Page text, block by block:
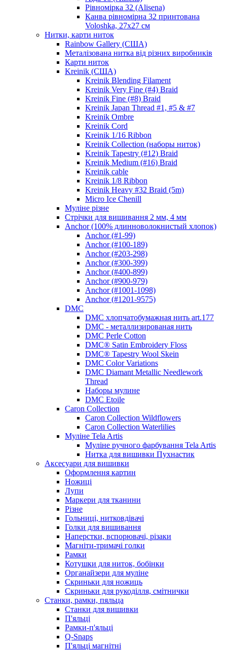
Рівномірка 32 (Alisena)
Канва рівномірна 32 принтована
Voloshka, 27х27 см
Нитки, карти ниток
Rainbow Gallery (США)
Металізована нитка від різних виробників
Карти ниток
Kreinik (США)
Kreinik Blending Filament
Kreinik Very Fine (#4) Braid
Kreinik Fine (#8) Braid
Kreinik Japan Thread #1, #5 & #7
Kreinik Ombre
Kreinik Cord
Kreinik 1/16 Ribbon
Kreinik Collection (наборы ниток)
Kreinik Tapestry (#12) Braid
Kreinik Medium (#16) Braid
Kreinik cable
Kreinik 1/8 Ribbon
Kreinik Heavy #32 Braid (5m)
Micro Ice Chenill
Муліне різне
Стрічки для вишивання 2 мм, 4 мм
Anchor (100% длинноволокнистый хлопок)
Anchor (#1-99)
Anchor (#100-189)
Anchor (#203-298)
Anchor (#300-399)
Anchor (#400-899)
Anchor (#900-979)
Anchor (#1001-1098)
Anchor (#1201-9575)
DMC
DMC хлопчатобумажная нить art.177
DMC - металлизированая нить
DMC Perle Cotton
DMC® Satin Embroidery Floss
DMC® Tapestry Wool Skein
DMC Color Variations
DMC Diamant Metallic Needlework
Thread
Наборы мулине
DMC Etoile
Caron Collection
Caron Collection Wildflowers
Caron Collection Waterlilies
Муліне Tela Artis
Муліне ручного фарбування Tela Artis
Нитка для вишивки Пухнастик
Аксесуари для вишивки
Оформлення картин
Ножиці
Лупи
Маркери для тканини
Різне
Гольниці, нитковдівачі
Голки для вишивання
Наперстки, вспорювачі, різаки
Магніти-тримачі голки
Рамки
Котушки для ниток, бобінки
Органайзери для муліне
Скриньки для ножиць
Скриньки для рукоділля, смітнички
Станки, рамки, пяльца
Станки для вишивки
П'яльці
Рамки-п'яльці
Q-Snaps
П'яльці магнітні